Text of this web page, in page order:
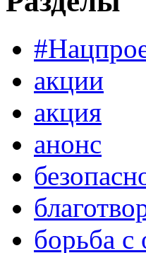
акции
акция
анонс
борьба с